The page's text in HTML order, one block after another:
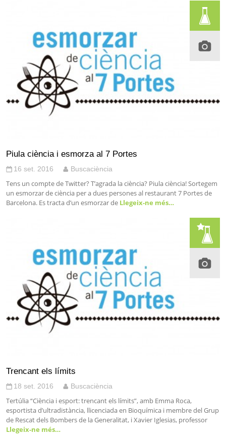
Piula ciència i esmorza al 7 Portes
16 set. 2016 Buscaciència
Tens un compte de Twitter? T’agrada la ciència? Piula ciència! Sortegem
un esmorzar de ciència per a dues persones al restaurant 7 Portes de
Barcelona. Es tracta d’un esmorzar de Llegeix-ne més…
Trencant els límits
18 set. 2016 Buscaciència
Tertúlia “Ciència i esport: trencant els límits”, amb Emma Roca,
esportista d’ultradistància, llicenciada en Bioquímica i membre del Grup
de Rescat dels Bombers de la Generalitat, i Xavier Iglesias, professor
Llegeix-ne més…